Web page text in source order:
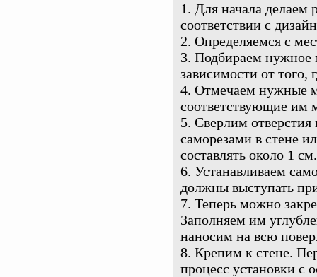
Для начала делаем
соответствии с
Определяемся с
Подбираем нужное
зависимости от того,
Отмечаем нужные
соответствующие им
Сверлим отверстия
саморезами в стене
составлять около 1 см.
Устанавливаем
должны выступать
Теперь можно
Заполняем им
наносим на всю
Крепим к стене.
процесс установки с